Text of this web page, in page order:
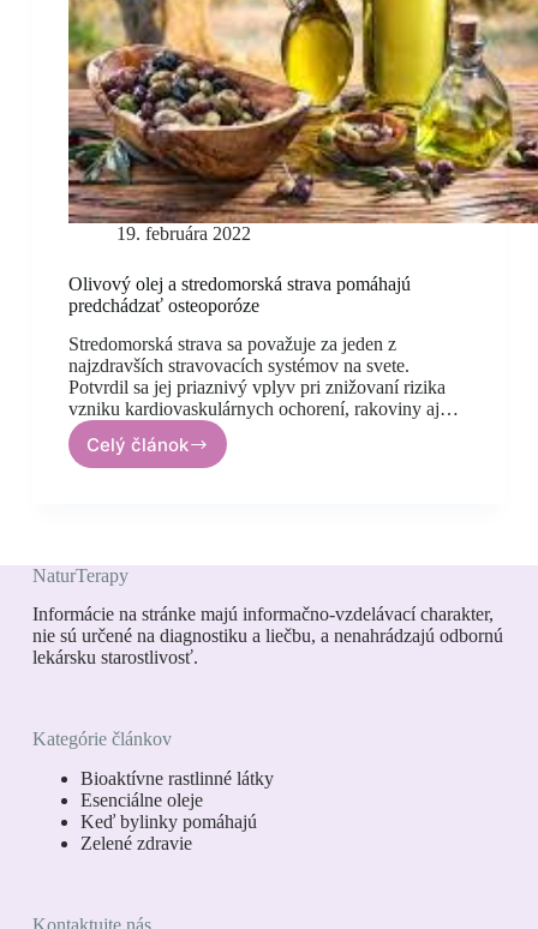
19. februára 2022
Olivový olej a stredomorská strava pomáhajú
predchádzať osteoporóze
Stredomorská strava sa považuje za jeden z
najzdravších stravovacích systémov na svete.
Potvrdil sa jej priaznivý vplyv pri znižovaní rizika
vzniku kardiovaskulárnych ochorení, rakoviny aj…
Celý článok
Olivový
osteoporóze
NaturTerapy
Informácie na stránke majú informačno-vzdelávací charakter,
nie sú určené na diagnostiku a liečbu, a nenahrádzajú odbornú
lekársku starostlivosť.
Kategórie článkov
Bioaktívne rastlinné látky
Esenciálne oleje
Keď bylinky pomáhajú
Zelené zdravie